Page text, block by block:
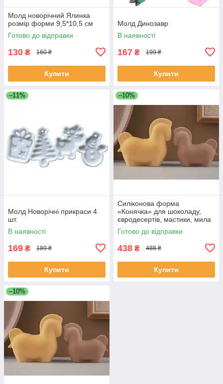
Молд новорічний Ялинка
розмір форми 9,5*10,5 см
Готово до відправки
130 ₴ 160 ₴
Купити
Молд Динозавр
В наявності
167 ₴ 199 ₴
Купити
–11%
Молд Новорічні прикраси 4
шт.
В наявності
169 ₴ 189 ₴
Купити
–10%
Силіконова форма
«Конячка» для шоколаду,
євродесертів, мастики, мила
Готово до відправки
438 ₴ 488 ₴
Купити
–10%